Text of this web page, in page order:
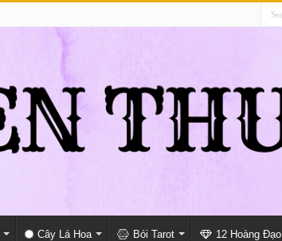
Cây Lá Hoa Bói Tarot 12 Hoàng Đạo